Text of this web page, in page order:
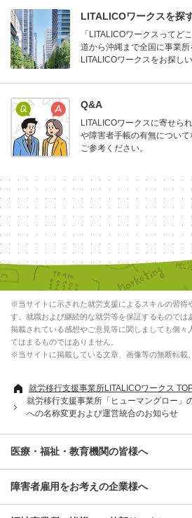
LITALICOワークスを探
「LITALICOワークスってど
道から沖縄まで全国に事業
LITALICOワークスをお探し
Q&A
LITALICOワークスに寄せら
や障害者手帳の有無につい
ご参考ください。
※当サイトに示された就労支援によるスキルの習得
す。就職および継続的な就労等を保証するものでは
掲載されている感想やご意見等に関しましても個々
てはまるものではありません。
※当サイトに掲載している文章、画像等の無断転載
就労移行支援事業所LITALICOワークス
就労移行支援事業所「ヒューマングロー」
への名称変更および運営統合のお知らせ
医療・福祉・教育機関の皆様へ
障害者雇用をお考えの企業様へ